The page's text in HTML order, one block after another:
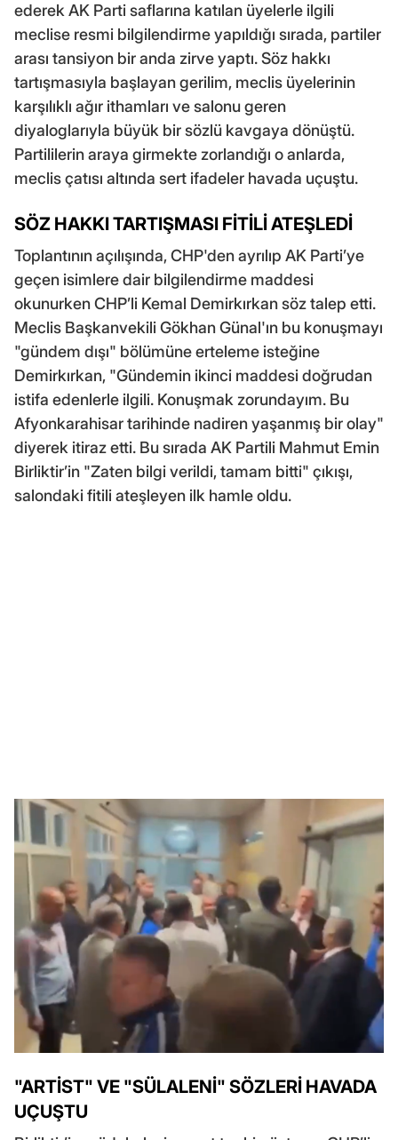
ederek AK Parti saflarına katılan üyelerle ilgili
meclise resmi bilgilendirme yapıldığı sırada, partiler
arası tansiyon bir anda zirve yaptı. Söz hakkı
tartışmasıyla başlayan gerilim, meclis üyelerinin
karşılıklı ağır ithamları ve salonu geren
diyaloglarıyla büyük bir sözlü kavgaya dönüştü.
Partililerin araya girmekte zorlandığı o anlarda,
meclis çatısı altında sert ifadeler havada uçuştu.
SÖZ HAKKI TARTIŞMASI FİTİLİ ATEŞLEDİ
Toplantının açılışında, CHP'den ayrılıp AK Parti’ye
geçen isimlere dair bilgilendirme maddesi
okunurken CHP’li Kemal Demirkırkan söz talep etti.
Meclis Başkanvekili Gökhan Günal'ın bu konuşmayı
"gündem dışı" bölümüne erteleme isteğine
Demirkırkan, "Gündemin ikinci maddesi doğrudan
istifa edenlerle ilgili. Konuşmak zorundayım. Bu
Afyonkarahisar tarihinde nadiren yaşanmış bir olay"
diyerek itiraz etti. Bu sırada AK Partili Mahmut Emin
Birliktir’in "Zaten bilgi verildi, tamam bitti" çıkışı,
salondaki fitili ateşleyen ilk hamle oldu.
"ARTİST" VE "SÜLALENİ" SÖZLERİ HAVADA
UÇUŞTU